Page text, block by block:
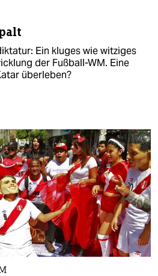
Ein kluges wie witziges
der Fußball-WM. Eine
überleben?